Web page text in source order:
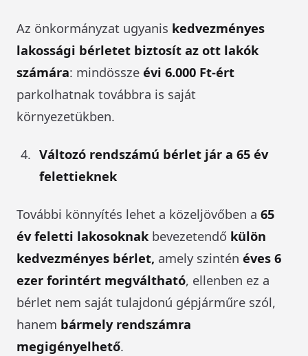
Az önkormányzat ugyanis kedvezményes
lakossági bérletet biztosít az ott lakók
számára: mindössze évi 6.000 Ft-ért
parkolhatnak továbbra is saját
környezetükben.
Változó rendszámú bérlet jár a 65 év
felettieknek
További könnyítés lehet a közeljövőben a 65
év feletti lakosoknak bevezetendő külön
kedvezményes bérlet, amely szintén éves 6
ezer forintért megváltható, ellenben ez a
bérlet nem saját tulajdonú gépjárműre szól,
hanem bármely rendszámra
megigényelhető.